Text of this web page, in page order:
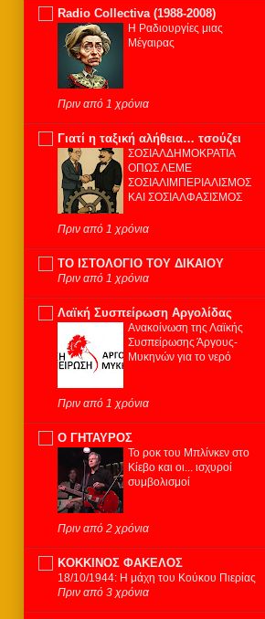
Radio Collectiva (1988-2008)
Η Ραδιουργίες μιας
Μέγαιρας
Πριν από 1 χρόνια
Γιατί η ταξική αλήθεια… τσούζει
ΣΟΣΙΑΛΔΗΜΟΚΡΑΤΙΑ
ΟΠΩΣ ΛΕΜΕ
ΣΟΣΙΑΛΙΜΠΕΡΙΑΛΙΣΜΟΣ
ΚΑΙ ΣΟΣΙΑΛΦΑΣΙΣΜΟΣ
Πριν από 1 χρόνια
ΤΟ ΙΣΤΟΛΟΓΙΟ ΤΟΥ ΔΙΚΑΙΟΥ
Πριν από 1 χρόνια
Λαϊκή Συσπείρωση Αργολίδας
Ανακοίνωση της Λαϊκής
Συσπείρωσης Άργους-
Μυκηνών για το νερό
Πριν από 1 χρόνια
Ο ΓΗΤΑΥΡΟΣ
Το ροκ του Μπλίνκεν στο
Κίεβο και οι... ισχυροί
συμβολισμοί
Πριν από 2 χρόνια
KOKKINOΣ ΦΑΚΕΛΟΣ
18/10/1944: Η μάχη του Κούκου Πιερίας
Πριν από 3 χρόνια